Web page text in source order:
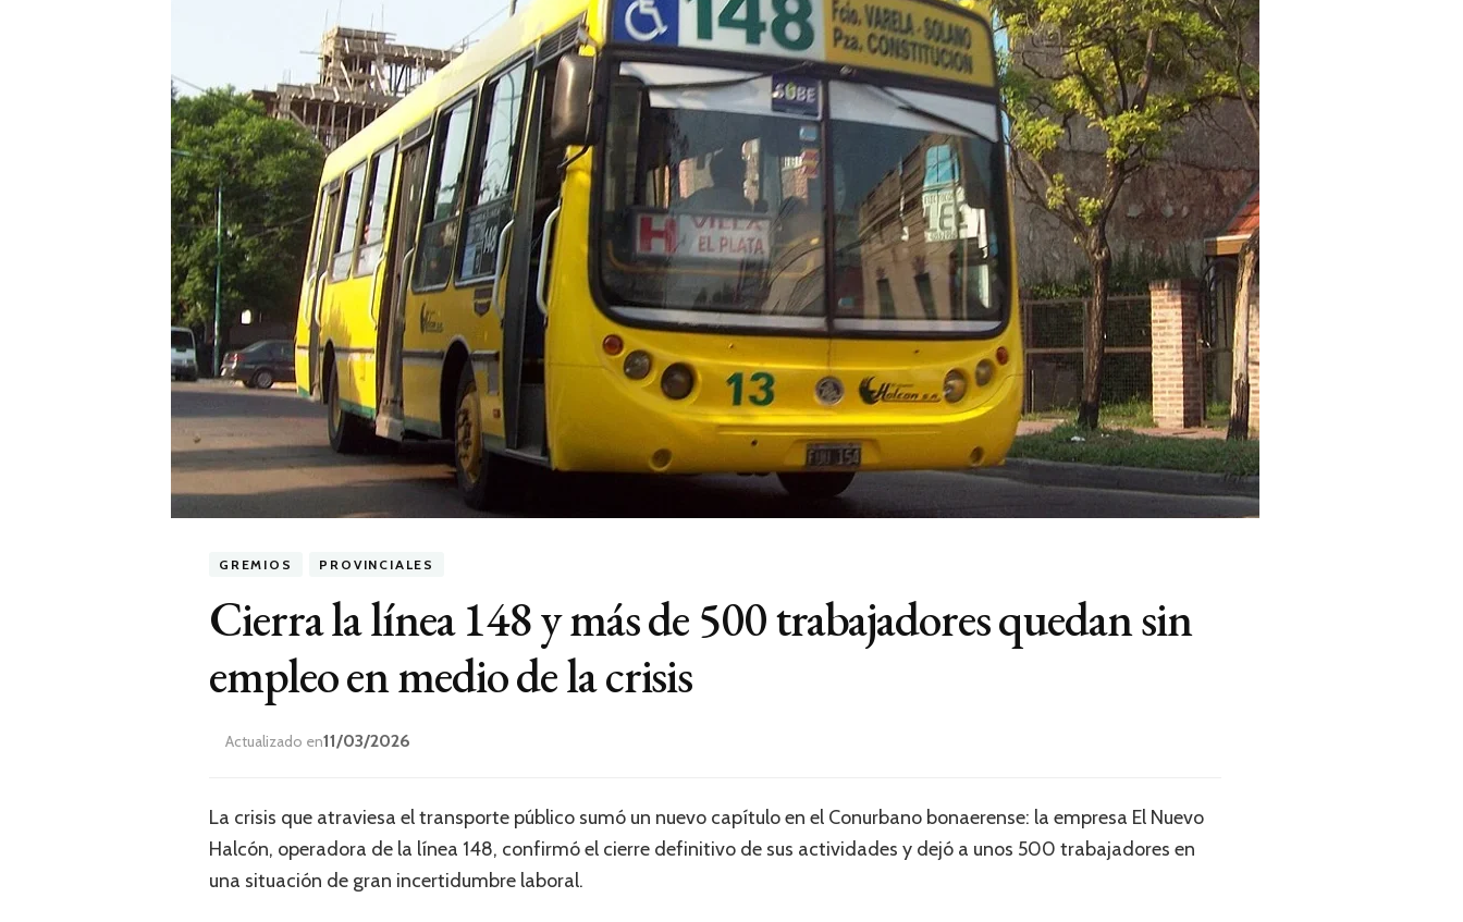
GREMIOS PROVINCIALES
Cierra la línea 148 y más de 500 trabajadores quedan sin
empleo en medio de la crisis
Actualizado en11/03/2026
La crisis que atraviesa el transporte público sumó un nuevo capítulo en el Conurbano bonaerense: la empresa El Nuevo
Halcón, operadora de la línea 148, confirmó el cierre definitivo de sus actividades y dejó a unos 500 trabajadores en
una situación de gran incertidumbre laboral.